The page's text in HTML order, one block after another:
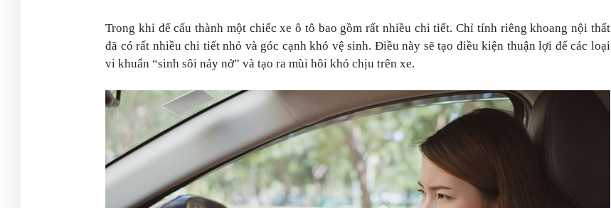
Trong khi để cấu thành một chiếc xe ô tô bao gồm rất nhiều chi tiết. Chỉ tính riêng khoang nội thất
đã có rất nhiều chi tiết nhỏ và góc cạnh khó vệ sinh. Điều này sẽ tạo điều kiện thuận lợi để các loại
vi khuẩn “sinh sôi nảy nở” và tạo ra mùi hôi khó chịu trên xe.